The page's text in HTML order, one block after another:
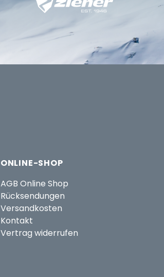
ONLINE-SHOP
AGB Online Shop
Rücksendungen
Versandkosten
Kontakt
Vertrag widerrufen